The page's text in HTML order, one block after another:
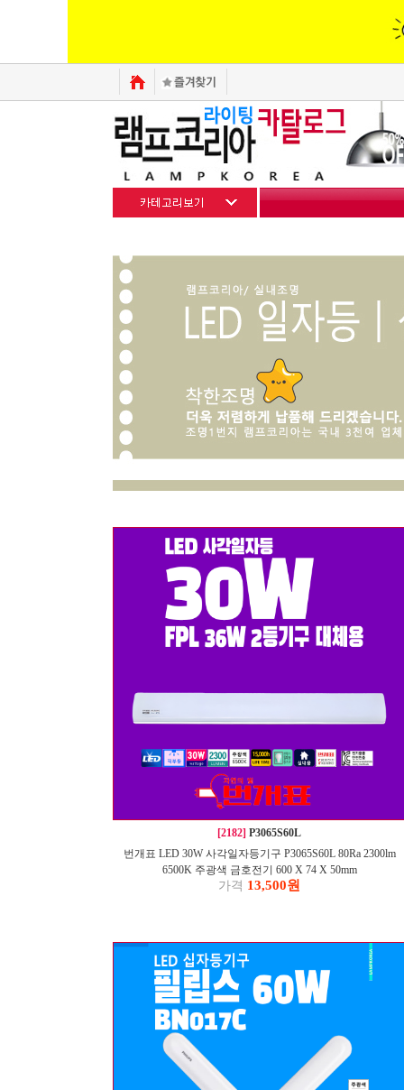
[2182] P3065S60L
번개표 LED 30W 사각일자등기구 P3065S60L 80Ra 2300lm
6500K 주광색 금호전기 600 X 74 X 50mm
가격 13,500원